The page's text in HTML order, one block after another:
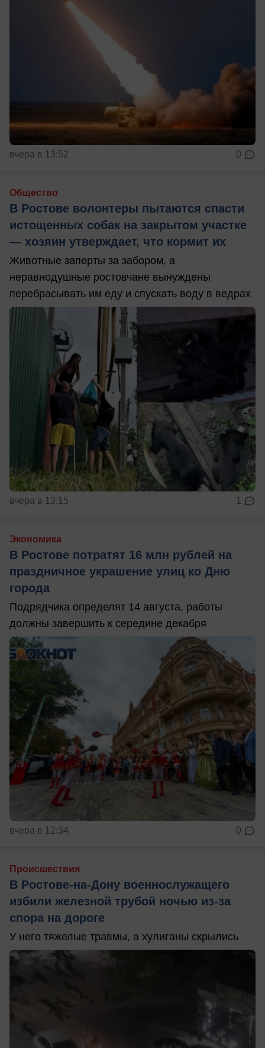
вчера в 13:52 0
Общество
В Ростове волонтеры пытаются спасти
истощенных собак на закрытом участке
— хозяин утверждает, что кормит их
Животные заперты за забором, а
неравнодушные ростовчане вынуждены
перебрасывать им еду и спускать воду в ведрах
вчера в 13:15 1
Экономика
В Ростове потратят 16 млн рублей на
праздничное украшение улиц ко Дню
города
Подрядчика определят 14 августа, работы
должны завершить к середине декабря
вчера в 12:34 0
Происшествия
В Ростове-на-Дону военнослужащего
избили железной трубой ночью из-за
спора на дороге
У него тяжелые травмы, а хулиганы скрылись